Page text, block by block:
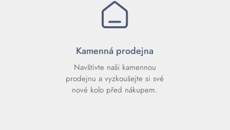
Kamenná prodejna
Navštivte naši kamennou
prodejnu a vyzkoušejte si své
nové kolo před nákupem.